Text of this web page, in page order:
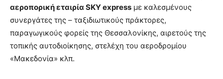
αεροπορική εταιρία SKYexpress με καλεσμένους
συνεργάτες της – ταξιδιωτικούς πράκτορες,
παραγωγικούς φορείς της Θεσσαλονίκης, αιρετούς της
τοπικής αυτοδιοίκησης, στελέχη του αεροδρομίου
«Μακεδονία» κλπ.